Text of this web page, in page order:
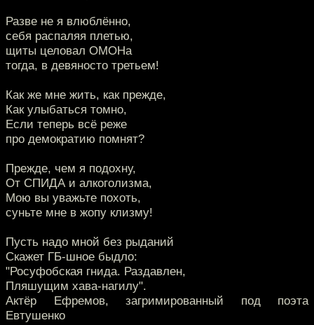
Разве не я влюблённо,
себя распаляя плетью,
щиты целовал ОМОНа
тогда, в девяносто третьем!
Как же мне жить, как прежде,
Как улыбаться томно,
Если теперь всё реже
про демократию помнят?
Прежде, чем я подохну,
От СПИДА и алкоголизма,
Мою вы уважьте похоть,
суньте мне в жопу клизму!
Пусть надо мной без рыданий
Скажет ГБ-шное быдло:
"Росуфобская гнида. Раздавлен,
Пляшущим хава-нагилу".
Актёр Ефремов, загримированный под поэта
Евтушенко